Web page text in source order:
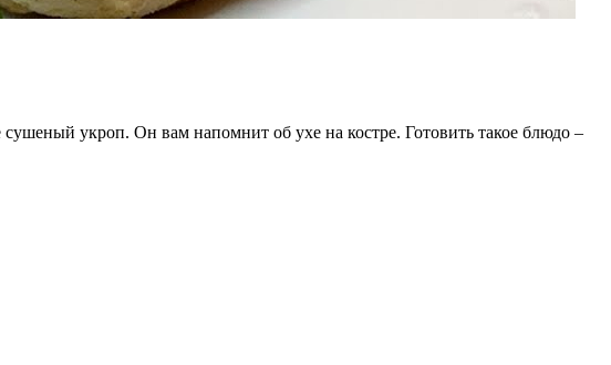
укроп. Он вам напомнит об ухе на костре. Готовить такое блюдо –